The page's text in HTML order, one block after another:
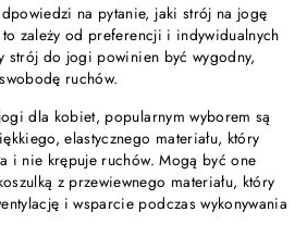
na pytanie, jaki strój na jogę
zależy od preferencji i indywidualnych
strój do jogi powinien być wygodny,
ruchów.
dla kobiet, popularnym wyborem są
elastycznego materiału, który
i nie krępuje ruchów. Mogą być one
z przewiewnego materiału, który
i wsparcie podczas wykonywania